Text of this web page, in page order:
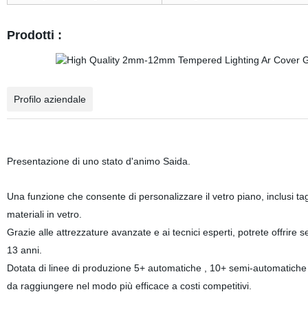
Prodotti :
Profilo aziendale
Presentazione di uno stato d'animo Saida.
Una funzione che consente di personalizzare il vetro piano, inclusi
materiali in vetro.
Grazie alle attrezzature avanzate e ai tecnici esperti, potrete offrire
13 anni.
Dotata di linee di produzione 5+ automatiche , 10+ semi-
da raggiungere nel modo più efficace a costi competitivi.